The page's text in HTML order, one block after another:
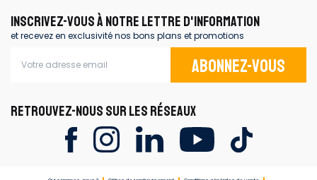
INSCRIVEZ-VOUS À NOTRE LETTRE D'INFORMATION
et recevez en exclusivité nos bons plans et promotions
Abonnez-vous
RETROUVEZ-NOUS SUR LES RÉSEAUX